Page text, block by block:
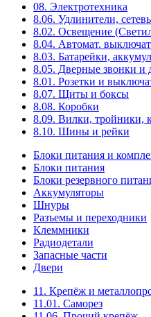
08. Электротехника
8.06. Удлинители,
8.02. Освещение
8.04. Автомат.
8.03. Батарейки,
8.05. Дверные звонки и
8.01. Розетки и
8.07. Щиты и боксы
8.08. Коробки
8.09. Вилки, тройники,
8.10. Шины и рейки
Блоки питания и
Блоки питания
Блоки резервного
Аккумуляторы
Шнуры
Разъемы и переходники
Клеммники
Радиодетали
Запасные части
Двери
11. Крепёж и
11.01. Саморез